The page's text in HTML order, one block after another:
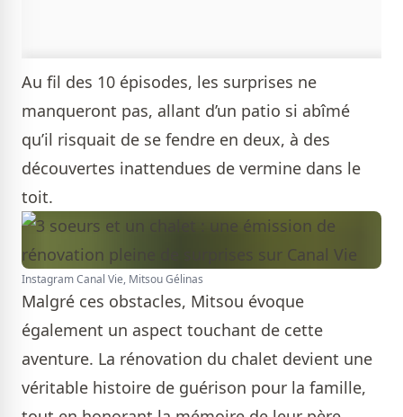
Au fil des 10 épisodes, les surprises ne
manqueront pas, allant d’un patio si abîmé
qu’il risquait de se fendre en deux, à des
découvertes inattendues de vermine dans le
toit.
Instagram Canal Vie, Mitsou Gélinas
Malgré ces obstacles, Mitsou évoque
également un aspect touchant de cette
aventure. La rénovation du chalet devient une
véritable histoire de guérison pour la famille,